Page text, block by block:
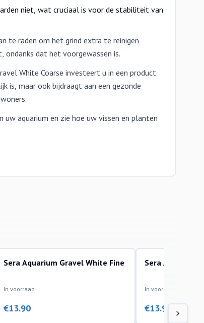
niet, wat cruciaal is voor de stabiliteit van
te raden om het grind extra te reinigen
dat het voorgewassen is.
White Coarse investeert u in een product
is, maar ook bijdraagt aan een gezonde
uw aquarium en zie hoe uw vissen en planten
bodemmaterialen
Sera Aquarium Gravel White Fine
In voorraad
€13.90
bodemmaterialen
Sera Aquarium
In voorraad
€13.90